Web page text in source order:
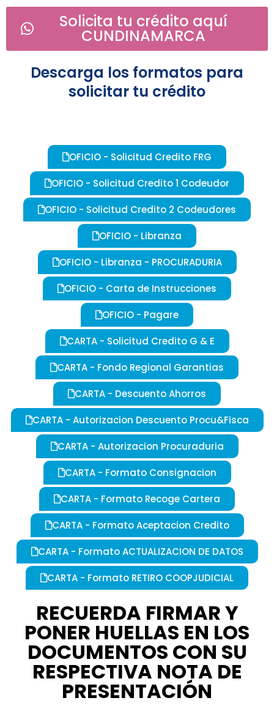
Solicita tu crédito aquí
CUNDINAMARCA
Descarga los formatos para
solicitar tu crédito
OFICIO - Solicitud Credito FRG
OFICIO - Solicitud Credito 1 Codeudor
OFICIO - Solicitud Credito 2 Codeudores
OFICIO - Libranza
OFICIO - Libranza - PROCURADURIA
OFICIO - Carta de Instrucciones
OFICIO - Pagare
CARTA - Solicitud Credito G & E
CARTA - Fondo Regional Garantias
CARTA - Descuento Ahorros
CARTA - Autorizacion Descuento Procu&Fisca
CARTA - Autorizacion Procuraduria
CARTA - Formato Consignacion
CARTA - Formato Recoge Cartera
CARTA - Formato Aceptacion Credito
CARTA - Formato ACTUALIZACION DE DATOS
CARTA - Formato RETIRO COOPJUDICIAL
RECUERDA FIRMAR Y
PONER HUELLAS EN LOS
DOCUMENTOS CON SU
RESPECTIVA NOTA DE
PRESENTACIÓN